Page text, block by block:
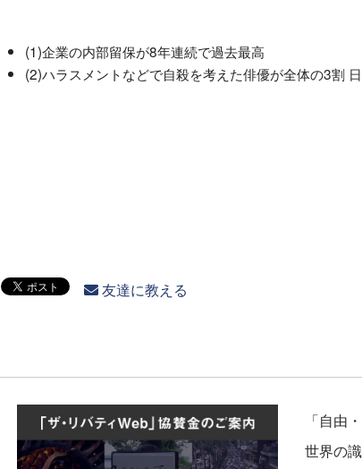
(1)企業の内部留保が8年連続で過去最高
(2)ハラスメントなどで自殺を考えた俳優が全体の3割
友達に教える
「自由
世界の